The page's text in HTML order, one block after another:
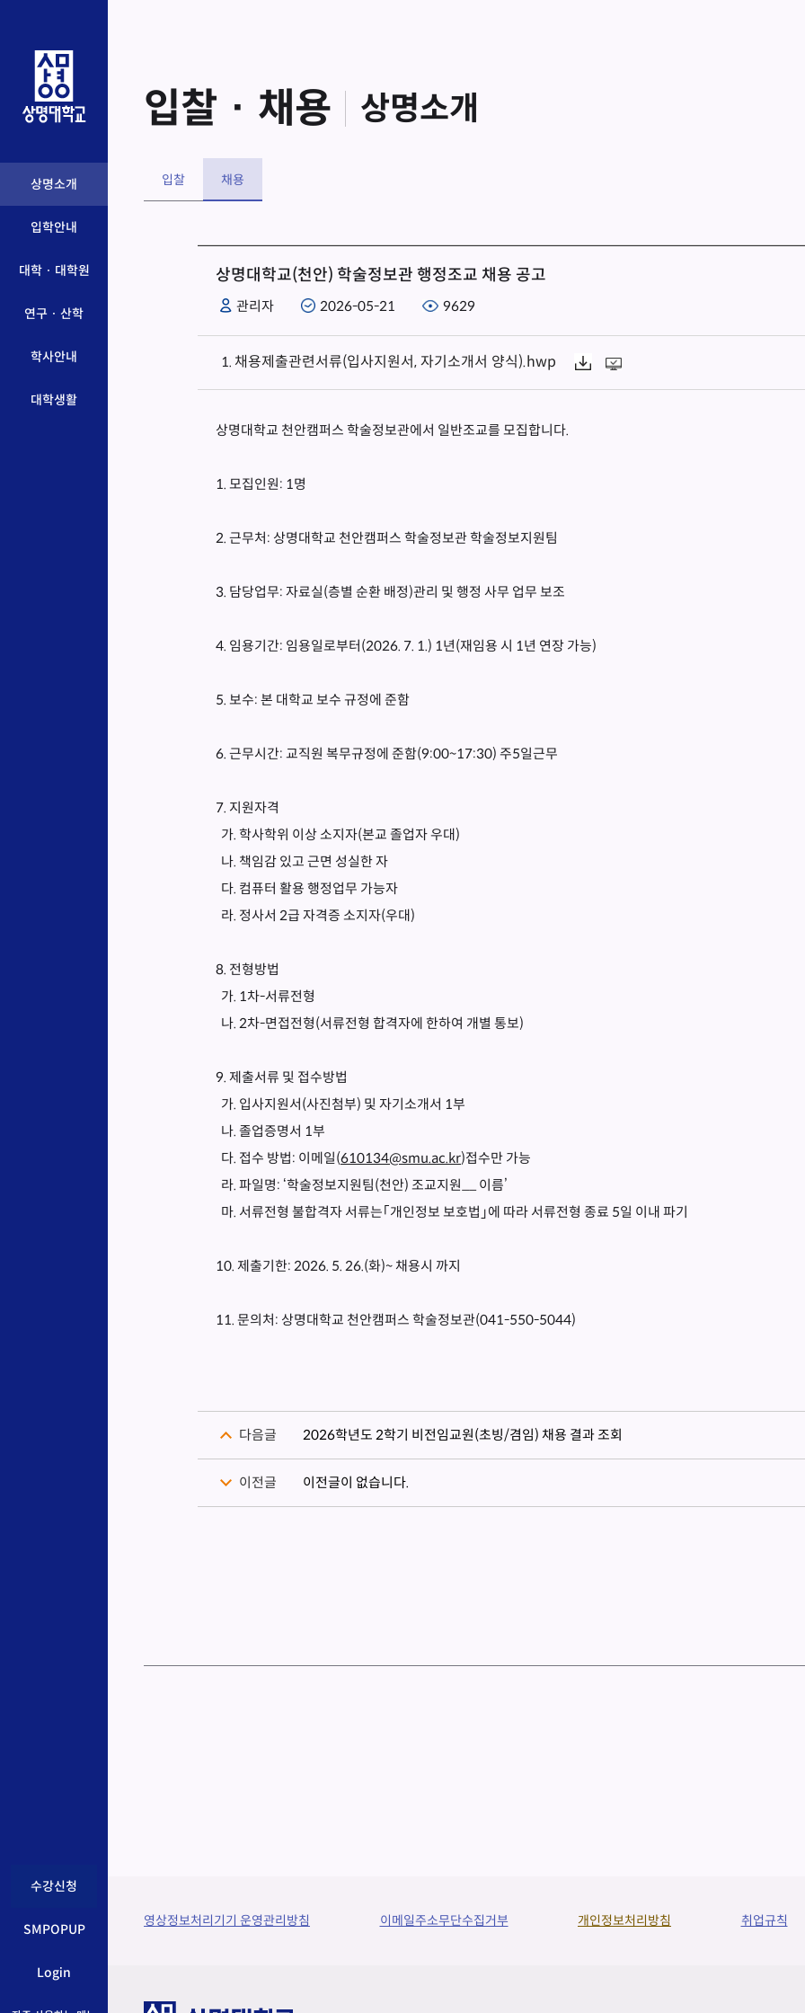
상명소개
입학안내
대학 · 대학원
연구 · 산학
학사안내
대학생활
수강신청
SMPOPUP
Login
입찰 · 채용 상명소개
입찰 채용
상명대학교(천안) 학술정보관 행정조교 채용 공고
관리자 2026-05-21 9629
채용제출관련서류(입사지원서, 자기소개서 양식).hwp
상명대학교 천안캠퍼스 학술정보관에서 일반조교를 모집합니다.
1. 모집인원: 1명
2. 근무처: 상명대학교 천안캠퍼스 학술정보관 학술정보지원팀
3. 담당업무: 자료실(층별 순환 배정)관리 및 행정 사무 업무 보조
4. 임용기간: 임용일로부터(2026. 7. 1.) 1년(재임용 시 1년 연장 가능)
5. 보수: 본 대학교 보수 규정에 준함
6. 근무시간: 교직원 복무규정에 준함(9:00~17:30) 주5일근무
7. 지원자격
가. 학사학위 이상 소지자(본교 졸업자 우대)
나. 책임감 있고 근면 성실한 자
다. 컴퓨터 활용 행정업무 가능자
라. 정사서 2급 자격증 소지자(우대)
8. 전형방법
가. 1차-서류전형
나. 2차-면접전형(서류전형 합격자에 한하여 개별 통보)
9. 제출서류 및 접수방법
가. 입사지원서(사진첨부) 및 자기소개서 1부
나. 졸업증명서 1부
다. 접수 방법: 이메일(610134@smu.ac.kr)접수만 가능
라. 파일명: ‘학술정보지원팀(천안) 조교지원__ 이름’
마. 서류전형 불합격자 서류는｢개인정보 보호법｣에 따라 서류전형 종료 5일 이내 파기
10. 제출기한: 2026. 5. 26.(화)~ 채용시 까지
11. 문의처: 상명대학교 천안캠퍼스 학술정보관(041-550-5044)
다음글 2026학년도 2학기 비전임교원(초빙/겸임) 채용 결과 조회
이전글 이전글이 없습니다.
영상정보처리기기 운영관리방침 이메일주소무단수집거부 개인정보처리방침 취업규칙